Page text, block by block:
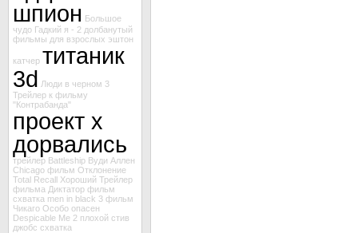
шпион Большое
чудо Гадкий я - 2 долбанутый
фильмы для взрослых эштон
катчер титаник
3d Люди в черном 3
Трейлер к фильму
"Контрабанда"
проект х
дорвались
трейлер Battleship Вуди Аллен
Chicago фильм Отклонение
Total Recall Хороший Трейлер
фильма Диктатор фильм
схватка men in black 3 фильм
Чикаго Особо опасен
Despicable Me 2 плохой стив
джобс схватка